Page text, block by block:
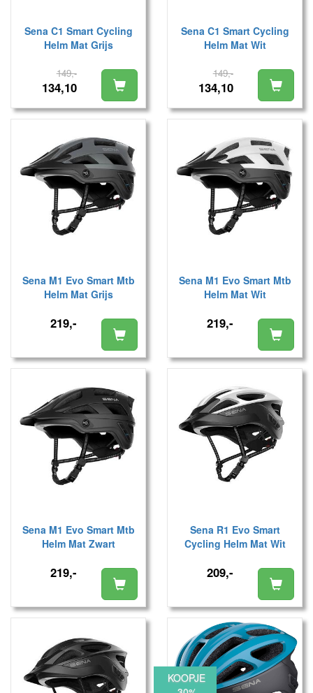
Sena C1 Smart Cycling
Helm Mat Grijs
149,-
134,10
Sena C1 Smart Cycling
Helm Mat Wit
149,-
134,10
Sena M1 Evo Smart Mtb
Helm Mat Grijs
219,-
Sena M1 Evo Smart Mtb
Helm Mat Wit
219,-
Sena M1 Evo Smart Mtb
Helm Mat Zwart
219,-
Sena R1 Evo Smart
Cycling Helm Mat Wit
209,-
KOOPJE